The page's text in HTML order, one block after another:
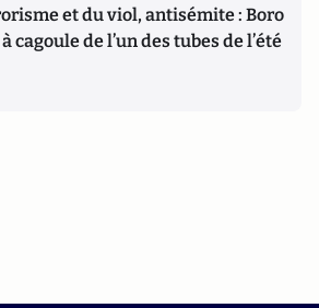
et du viol, antisémite : Boro
cagoule de l’un des tubes de l’été